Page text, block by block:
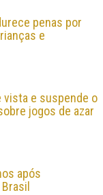
penas por
e
vista e suspende o
jogos de azar
após